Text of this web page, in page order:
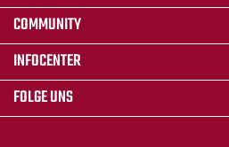
COMMUNITY
INFOCENTER
FOLGE UNS